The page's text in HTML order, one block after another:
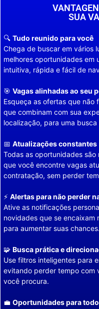
SUA
🔍 Tudo reunido para você
Chega de buscar em vários
melhores oportunidades em
intuitiva, rápida e fácil de
🎯 Vagas alinhadas ao seu
Esqueça as ofertas que não
que combinam com sua
localização, para uma
📅 Atualizações constantes
Todas as oportunidades
que você encontre vagas
contratação, sem perder
⚡ Alertas para não perder
Ative as notificações
novidades que se
para aumentar suas chances.
🧩 Busca prática e
Use filtros inteligentes para
evitando perder tempo com
você procura.
💼 Oportunidades para